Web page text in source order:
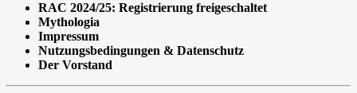
RAC 2024/25: Registrierung freigeschaltet
Mythologia
Impressum
Nutzungsbedingungen & Datenschutz
Der Vorstand